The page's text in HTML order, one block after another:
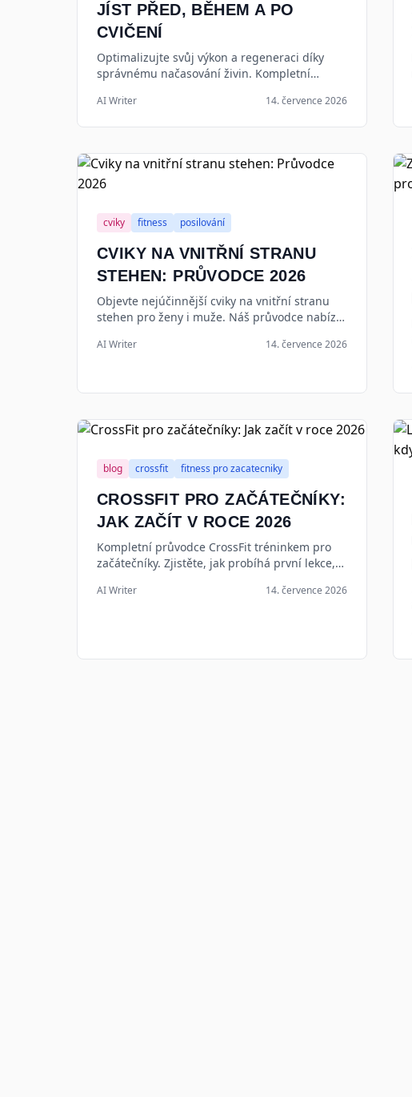
JÍST PŘED, BĚHEM A PO
CVIČENÍ
Optimalizujte svůj výkon a regeneraci díky
správnému načasování živin. Kompletní
pro rok 2026.
AI Writer 14. července 2026
cviky fitness posilování
CVIKY NA VNITŘNÍ STRANU
STEHEN: PRŮVODCE 2026
Objevte nejúčinnější cviky na vnitřní stranu
stehen pro ženy i muže. Náš průvodce nabízí
štíhlé nohy.
AI Writer 14. července 2026
blog crossfit fitness pro zacatecniky
CROSSFIT PRO ZAČÁTEČNÍKY:
JAK ZAČÍT V ROCE 2026
Kompletní průvodce CrossFit tréninkem pro
začátečníky. Zjistěte, jak probíhá první lekce,
můžete očekávat.
AI Writer 14. července 2026